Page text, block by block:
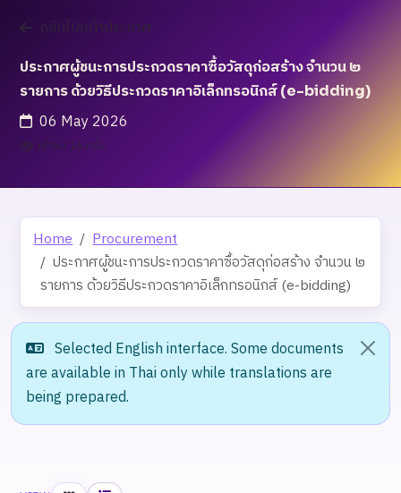
กลับไปหน้าประกาศ
ประกาศผู้ชนะการประกวดราคาซื้อวัสดุก่อสร้าง จำนวน ๒
รายการ ด้วยวิธีประกวดราคาอิเล็กทรอนิกส์ (e-bidding)
06 May 2026
เข้าชม 16 ครั้ง
Home
Procurement
ประกาศผู้ชนะการประกวดราคาซื้อวัสดุก่อสร้าง จำนวน ๒
รายการ ด้วยวิธีประกวดราคาอิเล็กทรอนิกส์ (e-bidding)
Selected English interface. Some documents
are available in Thai only while translations are
being prepared.